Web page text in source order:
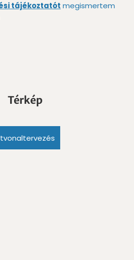
tájékoztatót megismertem
Térkép